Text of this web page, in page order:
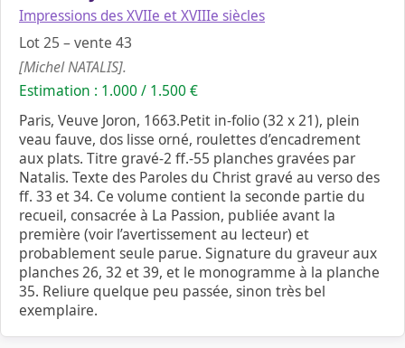
Impressions des XVIIe et XVIIIe siècles
Lot 25 – vente 43
[Michel NATALIS].
Estimation : 1.000 / 1.500 €
Paris, Veuve Joron, 1663.Petit in-folio (32 x 21), plein
veau fauve, dos lisse orné, roulettes d’encadrement
aux plats. Titre gravé-2 ff.-55 planches gravées par
Natalis. Texte des Paroles du Christ gravé au verso des
ff. 33 et 34. Ce volume contient la seconde partie du
recueil, consacrée à La Passion, publiée avant la
première (voir l’avertissement au lecteur) et
probablement seule parue. Signature du graveur aux
planches 26, 32 et 39, et le monogramme à la planche
35. Reliure quelque peu passée, sinon très bel
exemplaire.